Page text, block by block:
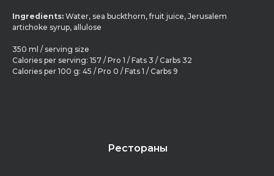
Ingredients: Water, sea buckthorn, fruit juice, Jerusalem
artichoke syrup, allulose
350 ml / serving size
Calories per serving: 157 / Pro 1 / Fats 3 / Carbs 32
Calories per 100 g: 45 / Pro 0 / Fats 1 / Carbs 9
Рестораны